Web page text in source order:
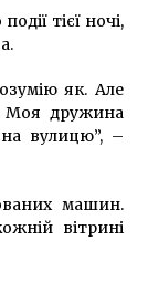
МАФов
тієї ночі,
як. Але
Моя дружина
вулицю”, –
машин.
вітрині